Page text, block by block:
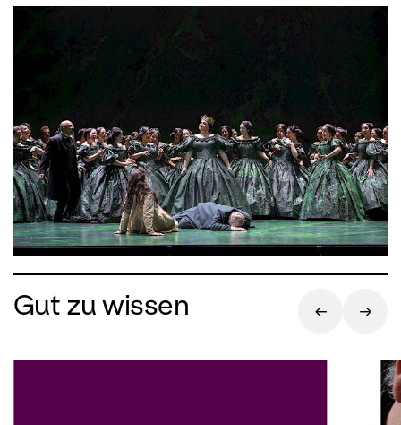
sich masslos überschätzenden Königs
Nabucco ausgeliefert. Vor dem
Hintergrund dieses babylonisch-
hebräischen Konflikts entfaltet Verdi
das Drama individueller Schicksale:
Nabucco, seine Tochter Fenena und die
Stieftochter Abigaille bilden ein
familiäres Beziehungsdreieck, in dem
Abigaille als stärkste Figur erkennbar
wird. Mit ihr schuf der Komponist eine
dramatische Sopranpartie, die bereits
früh in seinem Schaffen die ganze
Individualität und psychologische
Zerrissenheit eines starken Verdi-
inszenierte den Sturz des Babylonier-
Gut zu wissen